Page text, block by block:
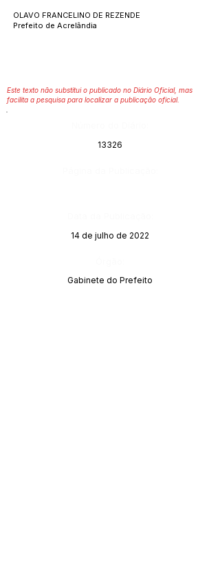
OLAVO FRANCELINO DE REZENDE
Prefeito de Acrelândia
Este texto não substitui o publicado no Diário Oficial, mas
facilita a pesquisa para localizar a publicação oficial.
13326
14 de julho de 2022
Gabinete do Prefeito